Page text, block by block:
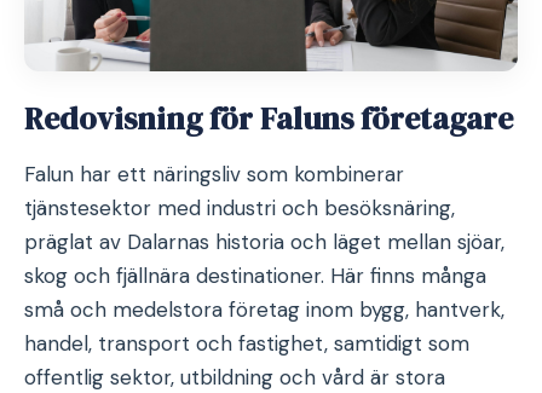
Redovisning för Faluns företagare
Falun har ett näringsliv som kombinerar
tjänstesektor med industri och besöksnäring,
präglat av Dalarnas historia och läget mellan sjöar,
skog och fjällnära destinationer. Här finns många
små och medelstora företag inom bygg, hantverk,
handel, transport och fastighet, samtidigt som
offentlig sektor, utbildning och vård är stora